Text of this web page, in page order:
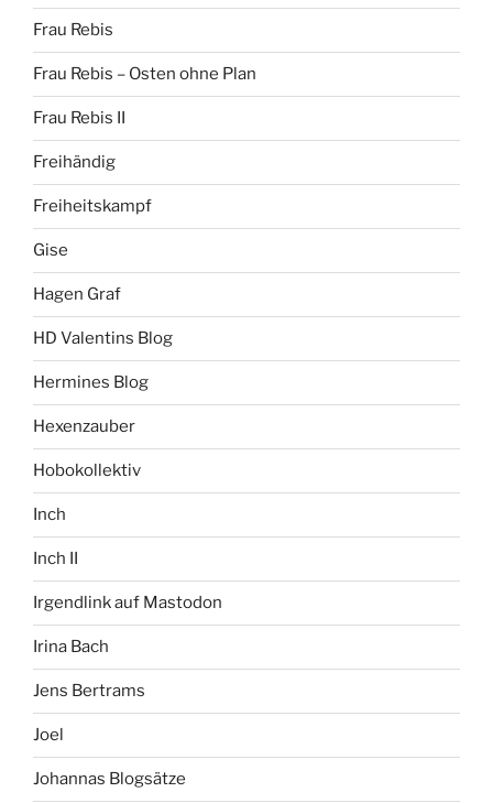
Frau Rebis
Frau Rebis – Osten ohne Plan
Frau Rebis II
Freihändig
Freiheitskampf
Gise
Hagen Graf
HD Valentins Blog
Hermines Blog
Hexenzauber
Hobokollektiv
Inch
Inch II
Irgendlink auf Mastodon
Irina Bach
Jens Bertrams
Joel
Johannas Blogsätze